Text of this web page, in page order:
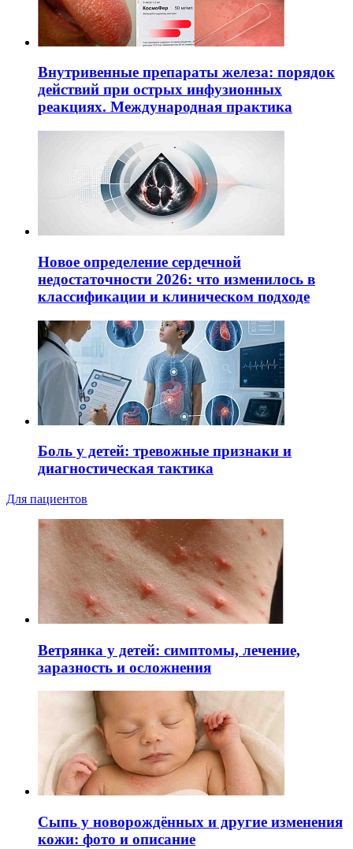
Внутривенные препараты железа: порядок
действий при острых инфузионных
реакциях. Международная практика
Новое определение сердечной
недостаточности 2026: что изменилось в
классификации и клиническом подходе
Боль у детей: тревожные признаки и
диагностическая тактика
Для пациентов
Ветрянка у детей: симптомы, лечение,
заразность и осложнения
Сыпь у новорождённых и другие изменения
кожи: фото и описание